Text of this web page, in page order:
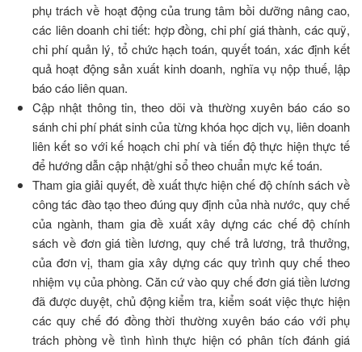
phụ trách về hoạt động của trung tâm bồi dưỡng nâng cao,
các liên doanh chi tiết: hợp đồng, chi phí giá thành, các quỹ,
chi phí quản lý, tổ chức hạch toán, quyết toán, xác định kết
quả hoạt động sản xuất kinh doanh, nghĩa vụ nộp thuế, lập
báo cáo liên quan.
Cập nhật thông tin, theo dõi và thường xuyên báo cáo so
sánh chi phí phát sinh của từng khóa học dịch vụ, liên doanh
liên kết so với kế hoạch chi phí và tiến độ thực hiện thực tế
để hướng dẫn cập nhật/ghi sổ theo chuẩn mực kế toán.
Tham gia giải quyết, đề xuất thực hiện chế độ chính sách về
công tác đào tạo theo đúng quy định của nhà nước, quy chế
của ngành, tham gia đề xuất xây dựng các chế độ chính
sách về đơn giá tiền lương, quy chế trả lương, trả thưởng,
của đơn vị, tham gia xây dựng các quy trình quy chế theo
nhiệm vụ của phòng. Căn cứ vào quy chế đơn giá tiền lương
đã được duyệt, chủ động kiểm tra, kiểm soát việc thực hiện
các quy chế đó đồng thời thường xuyên báo cáo với phụ
trách phòng về tình hình thực hiện có phân tích đánh giá